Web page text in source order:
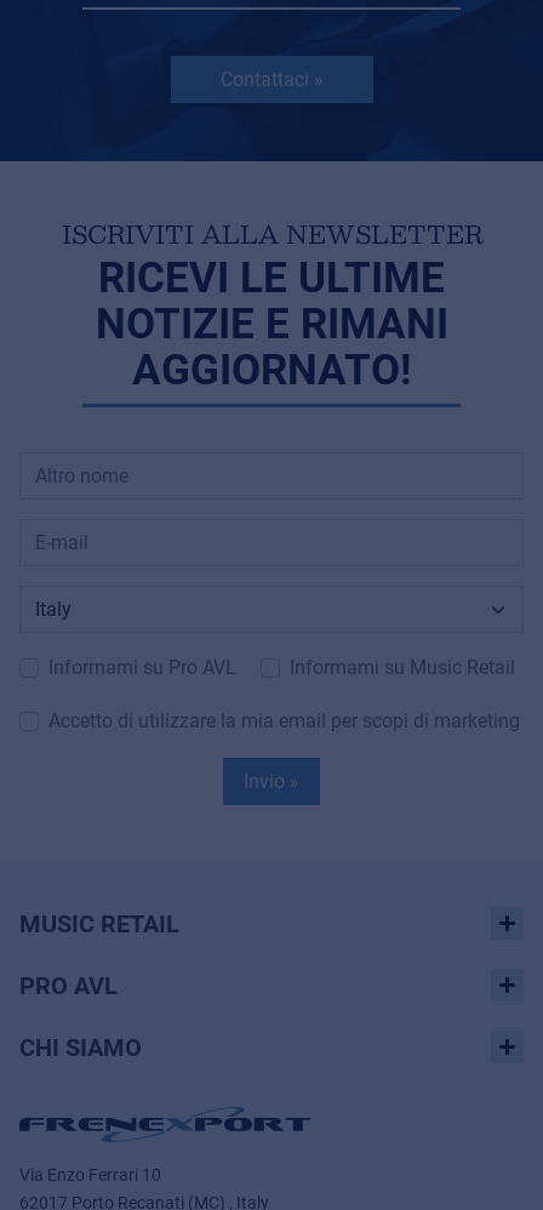
Contattaci »
ISCRIVITI ALLA NEWSLETTER
RICEVI LE ULTIME
NOTIZIE E RIMANI
AGGIORNATO!
Informami su Pro AVL Informami su Music Retail
Accetto di utilizzare la mia email per scopi di marketing
Invio »
MUSIC RETAIL
PRO AVL
CHI SIAMO
Via Enzo Ferrari 10
62017 Porto Recanati (MC) , Italy